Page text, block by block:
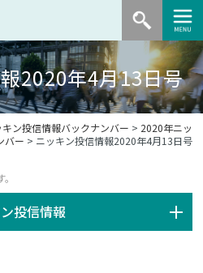
2020年4月13日号
キン投信情報バックナンバー > 2020年ニッ
バー > ニッキン投信情報2020年4月13日号
投信情報